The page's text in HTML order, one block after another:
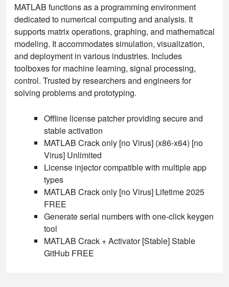
MATLAB functions as a programming environment
dedicated to numerical computing and analysis. It
supports matrix operations, graphing, and mathematical
modeling. It accommodates simulation, visualization,
and deployment in various industries. Includes
toolboxes for machine learning, signal processing,
control. Trusted by researchers and engineers for
solving problems and prototyping.
Offline license patcher providing secure and
stable activation
MATLAB Crack only [no Virus] (x86-x64) [no
Virus] Unlimited
License injector compatible with multiple app
types
MATLAB Crack only [no Virus] Lifetime 2025
FREE
Generate serial numbers with one-click keygen
tool
MATLAB Crack + Activator [Stable] Stable
GitHub FREE